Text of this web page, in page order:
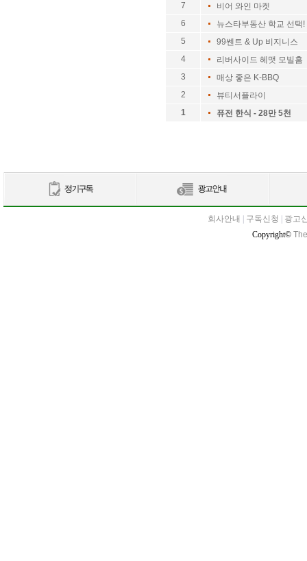
7
비어 와인 마켓
6
뉴스타부동산 학교 선택!
5
99쎈트 & Up 비지니스
4
리버사이드 헤맷 모빌홈
3
매상 좋은 K-BBQ
2
뷰티서플라이
1
퓨전 한식 - 28만 5천
회사안내 구독신청
광고
Copyright©